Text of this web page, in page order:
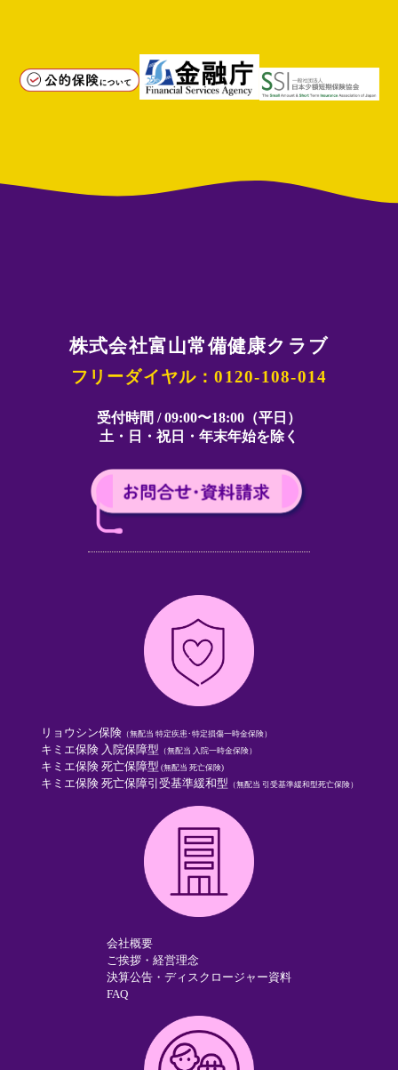
株式会社富山常備健康クラブ
フリーダイヤル：0120-108-014
受付時間 / 09:00〜18:00（平日）
土・日・祝日・年末年始を除く
リョウシン保険（無配当 特定疾患･特定損傷一時金保険）
キミエ保険 入院保障型 （無配当 入院一時金保険）
キミエ保険 死亡保障型 (無配当 死亡保険)
キミエ保険 死亡保障引受基準緩和型 （無配当 引受基準緩和型死亡保険）
会社概要
ご挨拶・経営理念
決算公告・ディスクロージャー資料
FAQ